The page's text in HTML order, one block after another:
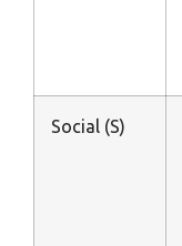
Social (S)